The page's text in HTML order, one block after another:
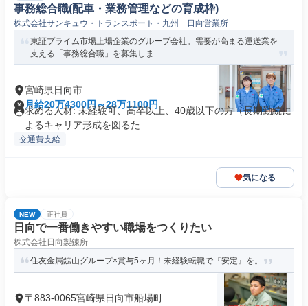
事務総合職(配車・業務管理などの育成枠)
株式会社サンキュウ・トランスポート・九州 日向営業所
東証プライム市場上場企業のグループ会社。需要が高まる運送業を
支える「事務総合職」を募集しま...
宮崎県日向市
月給20万4300円～28万1100円
求める人材: 未経験可、高卒以上、40歳以下の方（長期勤続に
よるキャリア形成を図るた...
交通費支給
気になる
NEW 正社員
日向で一番働きやすい職場をつくりたい
株式会社日向製錬所
住友金属鉱山グループ×賞与5ヶ月！未経験転職で『安定』を。
〒883-0065宮崎県日向市船場町